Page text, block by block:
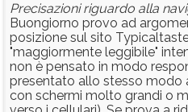
Precisazioni riguardo alla
Buongiorno provo ad
posizione sul sito
"maggiormente leggibile"
non è pensato in modo
presentato allo stesso modo
con schermi molto grandi o